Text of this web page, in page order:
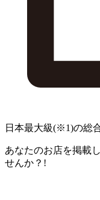
日本最大級(※1)の総
あなたのお店を掲載
せんか？!